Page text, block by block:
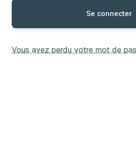
Vous avez perdu votre mot de